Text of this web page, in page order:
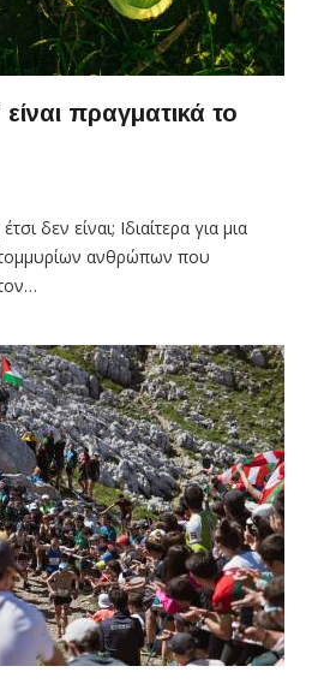
πραγματικά το
δεν είναι; Ιδιαίτερα για μια
ανθρώπων που